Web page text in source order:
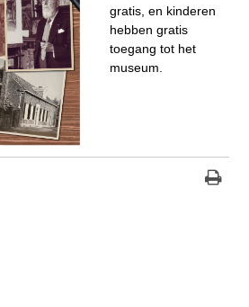
gratis, en kinderen
hebben gratis
toegang tot het
museum.